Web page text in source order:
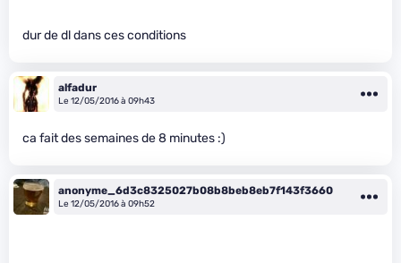
dur de dl dans ces conditions
alfadur
Le 12/05/2016 à 09h43
ca fait des semaines de 8 minutes :)
anonyme_6d3c8325027b08b8beb8eb7f143f3660
Le 12/05/2016 à 09h52